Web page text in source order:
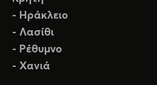
- Ηράκλειο
- Λασίθι
- Ρέθυμνο
- Χανιά